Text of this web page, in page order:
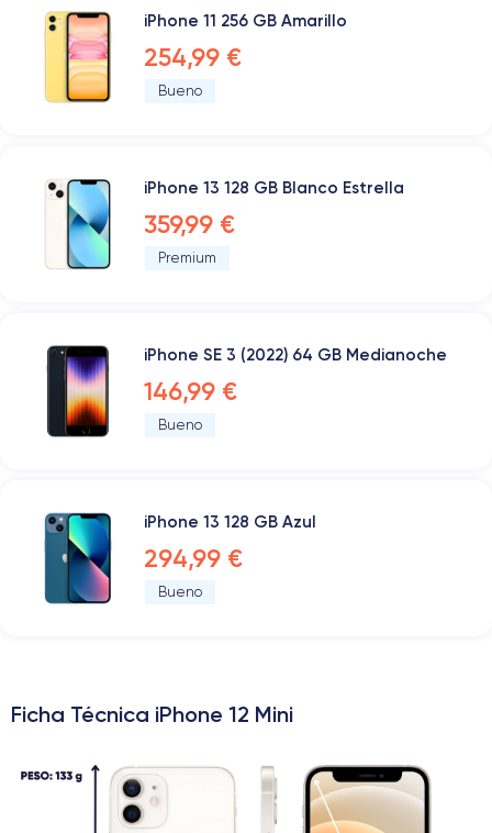
iPhone 11 256 GB Amarillo
254,99 €
Bueno
iPhone 13 128 GB Blanco Estrella
359,99 €
Premium
iPhone SE 3 (2022) 64 GB Medianoche
146,99 €
Bueno
iPhone 13 128 GB Azul
294,99 €
Bueno
Ficha Técnica iPhone 12 Mini